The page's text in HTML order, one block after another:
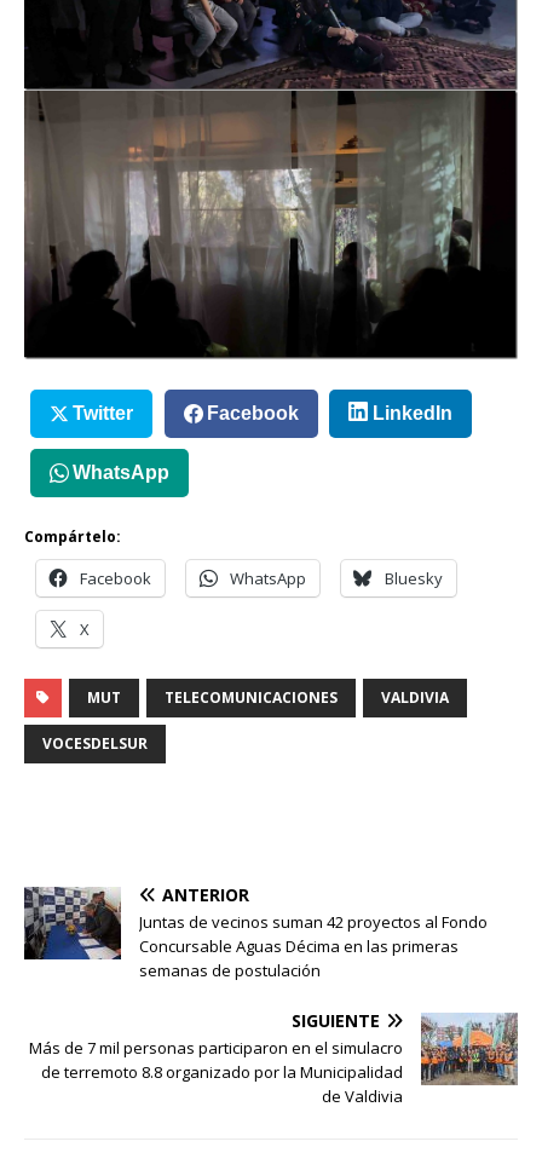
Twitter Facebook LinkedIn
WhatsApp
Compártelo:
Facebook WhatsApp Bluesky
X
MUT TELECOMUNICACIONES VALDIVIA
VOCESDELSUR
ANTERIOR
Juntas de vecinos suman 42 proyectos al Fondo
Concursable Aguas Décima en las primeras
semanas de postulación
SIGUIENTE
Más de 7 mil personas participaron en el simulacro
de terremoto 8.8 organizado por la Municipalidad
de Valdivia